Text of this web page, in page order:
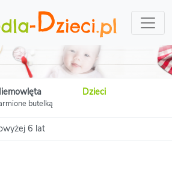
butelką
Dzieci
6 lat